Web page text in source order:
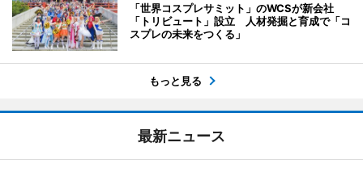
「世界コスプレサミット」のWCSが新会社
「トリビュート」設立 人材発掘と育成で「コ
スプレの未来をつくる」
もっと見る
最新ニュース